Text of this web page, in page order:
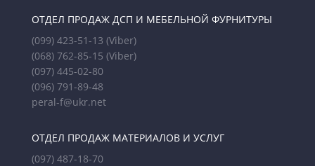
ОТДЕЛ ПРОДАЖ ДСП И МЕБЕЛЬНОЙ ФУРНИТУРЫ
(099) 423-51-13 (Viber)
(068) 762-85-15 (Viber)
(097) 445-02-80
(096) 791-89-48
peral-f@ukr.net
ОТДЕЛ ПРОДАЖ МАТЕРИАЛОВ И УСЛУГ
(097) 487-18-70